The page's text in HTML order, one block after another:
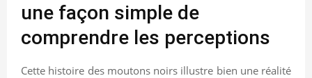
une façon simple de
comprendre les perceptions
Cette histoire des moutons noirs illustre bien une réalité